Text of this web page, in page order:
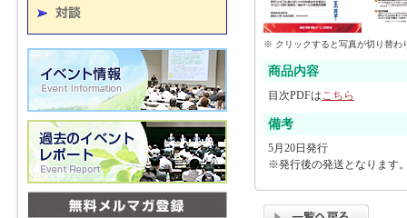
※ クリックすると写真が切り替わ
商品内容
目次PDFはこちら
備考
5月20日発行
※発行後の発送となります